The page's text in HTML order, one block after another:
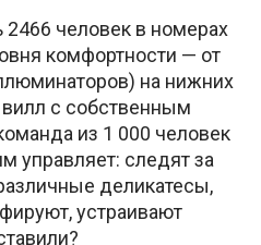
2466 человек в номерах
комфортности — от
на нижних
с собственным
из 1 000 человек
управляет: следят за
деликатесы,
устраивают